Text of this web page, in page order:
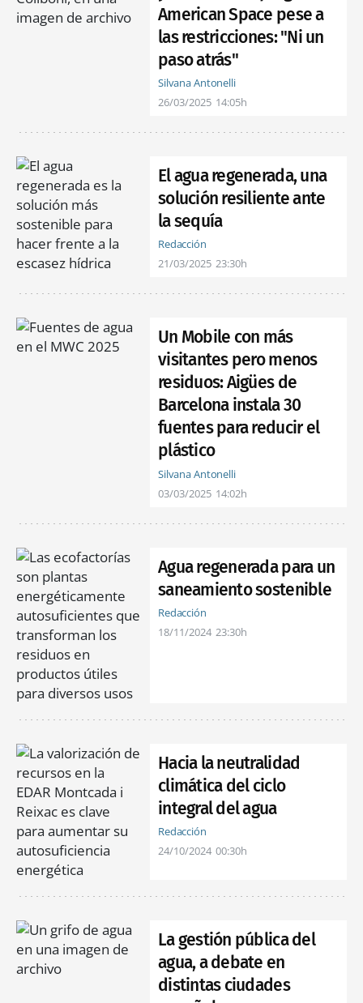
American Space pese a
las restricciones: "Ni un
paso atrás"
Silvana Antonelli
26/03/2025 14:05h
El agua regenerada, una
solución resiliente ante
la sequía
Redacción
21/03/2025 23:30h
Un Mobile con más
visitantes pero menos
residuos: Aigües de
Barcelona instala 30
fuentes para reducir el
plástico
Silvana Antonelli
03/03/2025 14:02h
Agua regenerada para un
saneamiento sostenible
Redacción
18/11/2024 23:30h
Hacia la neutralidad
climática del ciclo
integral del agua
Redacción
24/10/2024 00:30h
La gestión pública del
agua, a debate en
distintas ciudades